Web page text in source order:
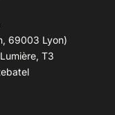
69003 Lyon)
T3